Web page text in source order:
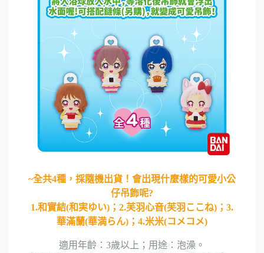
~全共4種，採隨機出貨！會出現什麼樣的可愛小公
仔吊飾呢?
1.和實結(和実ゆい)；2.芙羽心音(芙羽ここね)；3.
華滿蘭(華満らん)；4.米米(コメコメ)
適用年齡：3歲以上；用途：泡澡。